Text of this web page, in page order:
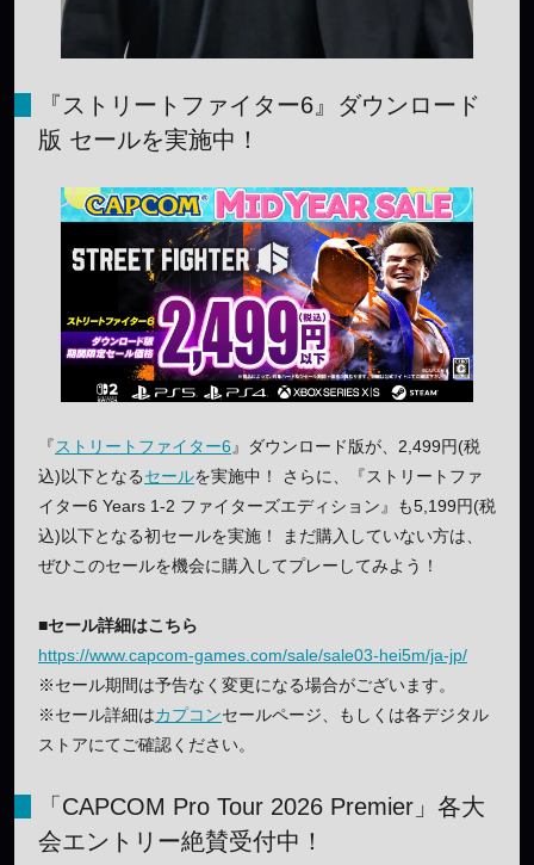
『ストリートファイター6』ダウンロード
版 セールを実施中！
『ストリートファイター6』ダウンロード版が、2,499円(税
込)以下となるセールを実施中！ さらに、『ストリートファ
イター6 Years 1-2 ファイターズエディション』も5,199円(税
込)以下となる初セールを実施！ まだ購入していない方は、
ぜひこのセールを機会に購入してプレーしてみよう！
■セール詳細はこちら
https://www.capcom-games.com/sale/sale03-hei5m/ja-jp/
※セール期間は予告なく変更になる場合がございます。
※セール詳細はカプコンセールページ、もしくは各デジタル
ストアにてご確認ください。
「CAPCOM Pro Tour 2026 Premier」各大
会エントリー絶賛受付中！